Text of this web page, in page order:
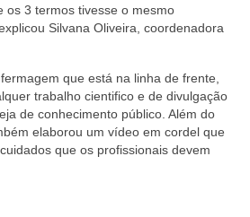
os 3 termos tivesse o mesmo
Silvana Oliveira, coordenadora
que está na linha de frente,
trabalho cientifico e de divulgação
de conhecimento público. Além do
elaborou um vídeo em cordel que
que os profissionais devem